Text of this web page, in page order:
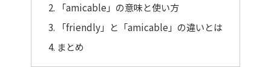
「amicable」の意味と使い方
「friendly」と「amicable」の違いとは
まとめ